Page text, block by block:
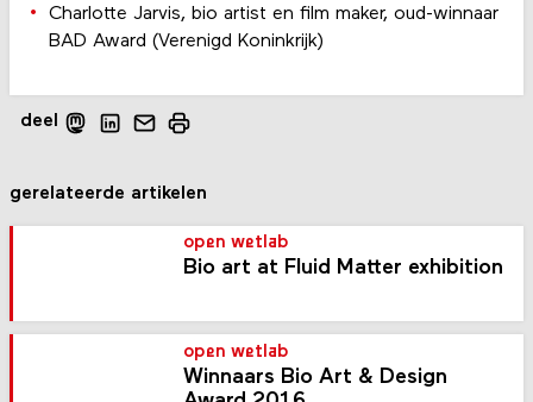
Charlotte Jarvis, bio artist en film maker, oud-winnaar
BAD Award (Verenigd Koninkrijk)
deel
gerelateerde artikelen
open wetlab
Bio art at Fluid Matter exhibition
open wetlab
Winnaars Bio Art & Design